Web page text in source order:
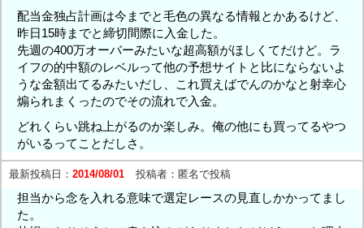
配当金独占計画は今までと毛色の異なる情報とかあるけど、
昨日15時までと締切間際に入金した。
先週の400万オーバーみたいな超高額がほしくてだけど。ラ
イフの的中額のレベルって他の予想サイトと比にならないよ
うな金額出てるみたいだし、これ買えばでんのかなと射幸心
煽られまくったのでその流れで入金。
どれくらい跳ね上がるのか楽しみ。俺の他にも買ってるやつ
がいるってことだしさ。
最新投稿日： 2014/08/01 投稿者： 匿名で投稿
担当から念を入れる意味で選定レースの見直しかかってまし
た。